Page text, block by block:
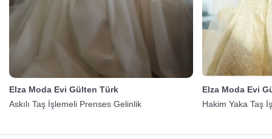
Elza Moda Evi Gülten Türk
Askılı Taş İşlemeli Prenses Gelinlik
Elza Moda Evi
Hakim Yaka Taş